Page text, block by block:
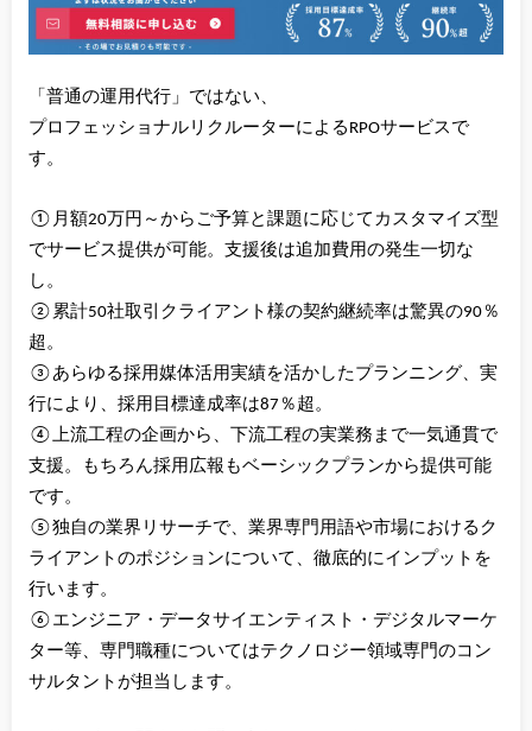
「普通の運用代行」ではない、
プロフェッショナルリクルーターによるRPOサービスで
す。
①月額20万円～からご予算と課題に応じてカスタマイズ型
でサービス提供が可能。支援後は追加費用の発生一切な
し。
②累計50社取引クライアント様の契約継続率は驚異の90％
超。
③あらゆる採用媒体活用実績を活かしたプランニング、実
行により、採用目標達成率は87％超。
④上流工程の企画から、下流工程の実業務まで一気通貫で
支援。もちろん採用広報もベーシックプランから提供可能
です。
⑤独自の業界リサーチで、業界専門用語や市場におけるク
ライアントのポジションについて、徹底的にインプットを
行います。
⑥エンジニア・データサイエンティスト・デジタルマーケ
ター等、専門職種についてはテクノロジー領域専門のコン
サルタントが担当します。